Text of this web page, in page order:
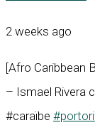
2 weeks ago
[Afro Caribbean
– Ismael Rivera
#caraïbe